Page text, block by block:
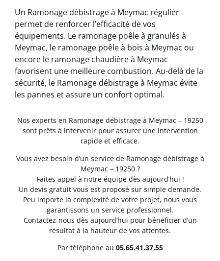
Un Ramonage débistrage à Meymac régulier
permet de renforcer l’efficacité de vos
équipements. Le ramonage poêle à granulés à
Meymac, le ramonage poêle à bois à Meymac ou
encore le ramonage chaudière à Meymac
favorisent une meilleure combustion. Au-delà de la
sécurité, le Ramonage débistrage à Meymac évite
les pannes et assure un confort optimal.
Nos experts en Ramonage débistrage à Meymac – 19250
sont prêts à intervenir pour assurer une intervention
rapide et efficace.
Vous avez besoin d’un service de Ramonage débistrage à
Meymac – 19250 ?
Faites appel à notre équipe dès aujourd’hui !
Un devis gratuit vous est proposé sur simple demande.
Peu importe la complexité de votre projet, nous vous
garantissons un service professionnel.
Contactez-nous dès aujourd’hui pour bénéficier d’un
résultat à la hauteur de vos attentes.
Par téléphone au 05.65.41.37.55